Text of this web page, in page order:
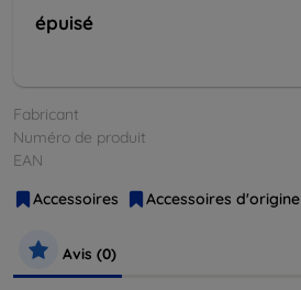
épuisé
Fabricant
Numéro de produit
EAN
Accessoires
Accessoires d'origine
Avis (0)